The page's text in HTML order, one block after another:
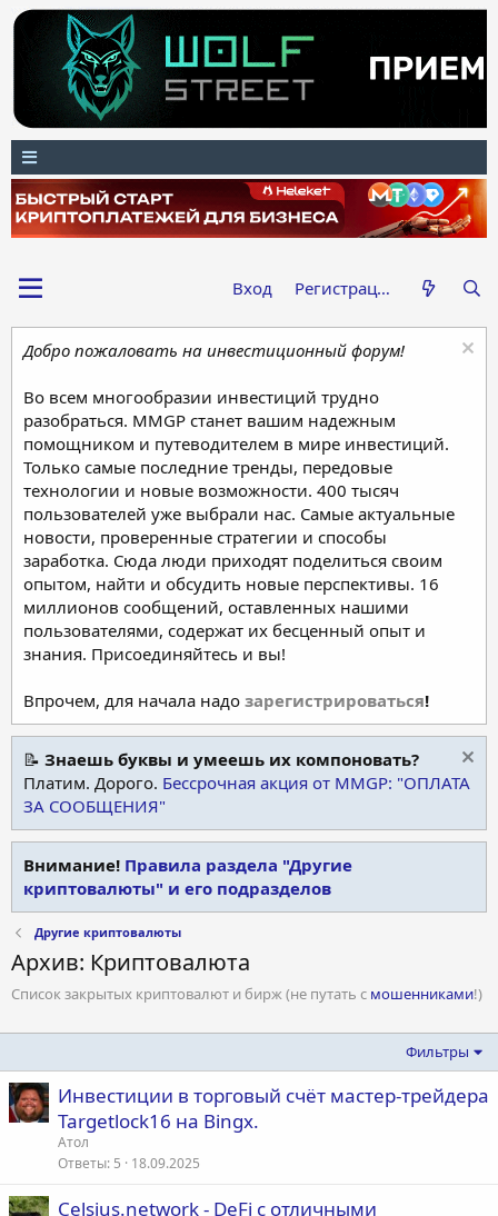
Вход Регистрация
Добро пожаловать на инвестиционный форум!
Во всем многообразии инвестиций трудно
разобраться. MMGP станет вашим надежным
помощником и путеводителем в мире инвестиций.
Только самые последние тренды, передовые
технологии и новые возможности. 400 тысяч
пользователей уже выбрали нас. Самые актуальные
новости, проверенные стратегии и способы
заработка. Сюда люди приходят поделиться своим
опытом, найти и обсудить новые перспективы. 16
миллионов сообщений, оставленных нашими
пользователями, содержат их бесценный опыт и
знания. Присоединяйтесь и вы!
Впрочем, для начала надо зарегистрироваться!
📝 Знаешь буквы и умеешь их компоновать?
Платим. Дорого. Бессрочная акция от MMGP: "ОПЛАТА
ЗА СООБЩЕНИЯ"
Внимание! Правила раздела "Другие
криптовалюты" и его подразделов
Другие криптовалюты
Архив: Криптовалюта
Список закрытых криптовалют и бирж (не путать с мошенниками!)
Фильтры
Инвестиции в торговый счёт мастер-трейдера
Targetlock16 на Вingx.
Атол
Ответы 5 18.09.2025
Celsius.network - DeFi с отличными